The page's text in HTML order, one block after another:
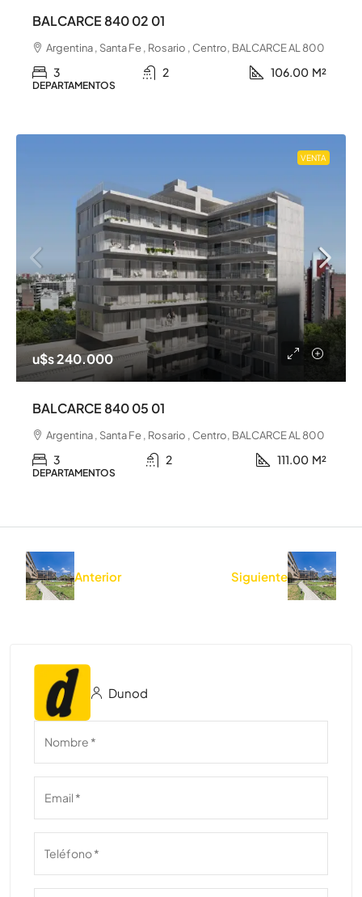
BALCARCE 840 02 01
Argentina , Santa Fe , Rosario , Centro, BALCARCE AL 800
3 2 106.00 M²
DEPARTAMENTOS
VENTA
u$s 240.000
BALCARCE 840 05 01
Argentina , Santa Fe , Rosario , Centro, BALCARCE AL 800
3 2 111.00 M²
DEPARTAMENTOS
Anterior Siguiente
Dunod